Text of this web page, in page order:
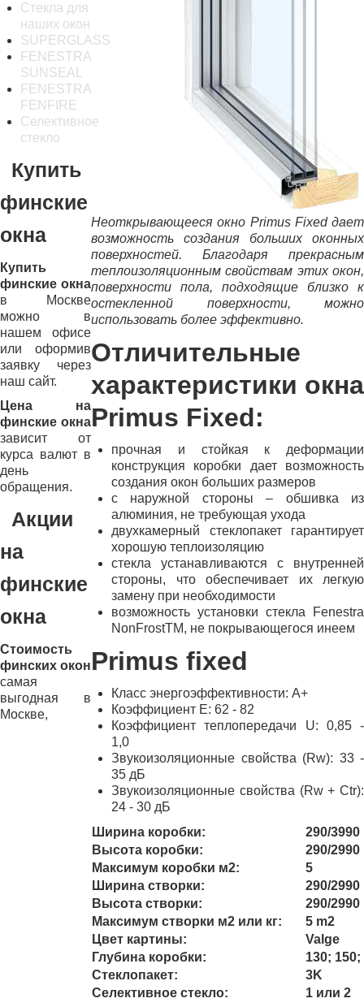
Неоткрывающееся окно Primus Fixed дает
возможность создания больших оконных
поверхностей. Благодаря прекрасным
теплоизоляционным свойствам этих окон,
поверхности пола, подходящие близко к
остекленной поверхности, можно
использовать более эффективно.
Отличительные
характеристики окна
Primus Fixed:
прочная и стойкая к деформации
конструкция коробки дает возможность
создания окон больших размеров
с наружной стороны – обшивка из
алюминия, не требующая ухода
двухкамерный стеклопакет гарантирует
хорошую теплоизоляцию
стекла устанавливаются с внутренней
стороны, что обеспечивает их легкую
замену при необходимости
возможность установки стекла Fenestra
NonFrostTM, не покрывающегося инеем
Primus fixed
Класс энергоэффективности: A+
Коэффициент E: 62 - 82
Коэффициент теплопередачи U: 0,85 -
1,0
Звукоизоляционные свойства (Rw): 33 -
35 дБ
Звукоизоляционные свойства (Rw + Ctr):
24 - 30 дБ
Ширина коробки:
290/3990
Bысота коробки:
290/2990
Mаксимум коробки м2:
5
Ширина створки:
290/2990
Bысота створки:
290/2990
Mаксимум створки м2 или кг:
5 m2
Цвет картины:
Valge
Глубина коробки:
130;
Стеклопакет:
3K
Cелективное стекло:
1 или 2
Стекла для
наших окон
SUPERGLASS
FENESTRA
SUNSEAL
FENESTRA
FENFIRE
Селективное
стекло
Купить
финские
окна
Купить
финские окна
в Москве
можно в
нашем офисе
или оформив
заявку через
наш сайт.
Цена на
финские окна
зависит от
курса валют в
день
обращения.
Акции
на
финские
окна
Стоимость
финских окон
самая
выгодная в
Москве,